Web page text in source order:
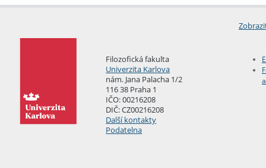
Filozofická fakulta
Univerzita Karlova
nám. Jana Palacha 1/2
116 38 Praha 1
IČO: 00216208
DIČ: CZ00216208
Další kontakty
Podatelna